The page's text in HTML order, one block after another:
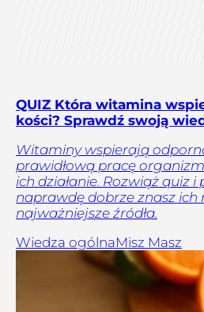
QUIZ Która witamina
kości? Sprawdź swoją
Witaminy wspierają
prawidłową pracę
ich działanie. Rozwiąż quiz i
naprawdę dobrze znasz ich
najważniejsze źródła.
Wiedza ogólnaMisz Masz